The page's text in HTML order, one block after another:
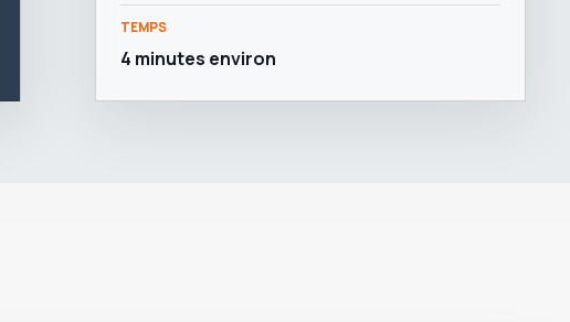
TEMPS
4 minutes environ